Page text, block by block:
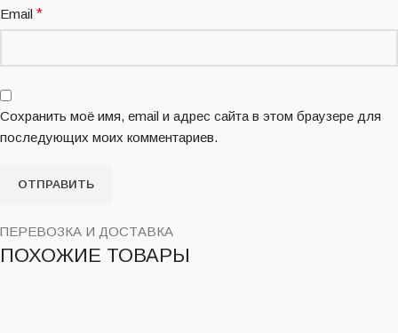
Email *
Сохранить моё имя, email и адрес сайта в этом браузере для
последующих моих комментариев.
ПЕРЕВОЗКА И ДОСТАВКА
ПОХОЖИЕ ТОВАРЫ